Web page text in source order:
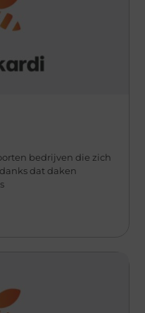
bedrijven die zich
dat daken